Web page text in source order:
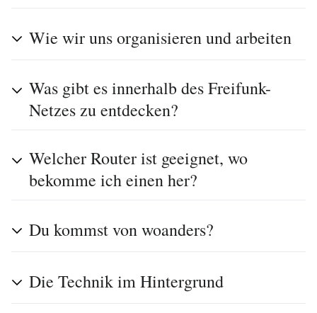
Wie wir uns organisieren und arbeiten
Was gibt es innerhalb des Freifunk-
Netzes zu entdecken?
Welcher Router ist geeignet, wo
bekomme ich einen her?
Du kommst von woanders?
Die Technik im Hintergrund